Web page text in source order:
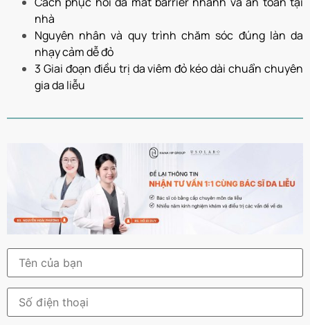
nhà
Nguyên nhân và quy trình chăm sóc đúng làn da
nhạy cảm dễ đỏ
3 Giai đoạn điều trị da viêm đỏ kéo dài chuẩn chuyên
gia da liễu